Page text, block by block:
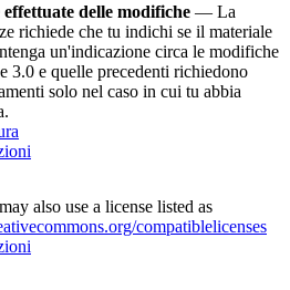
effettuate delle modifiche — La
richiede che tu indichi se il materiale
un'indicazione circa le modifiche
3.0 e quelle precedenti richiedono
solo nel caso in cui tu abbia
also use a license listed as
compatiblelicenses